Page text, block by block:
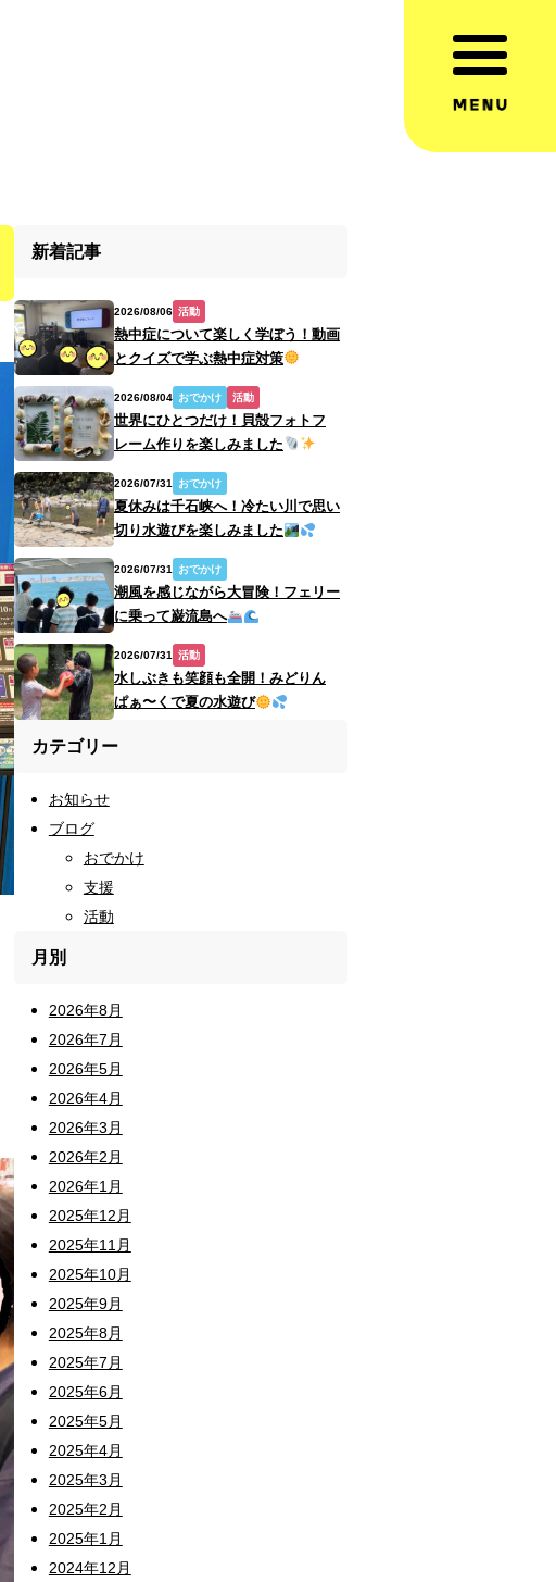
新着記事
2026/08/06 活動
熱中症について楽しく学ぼう！動画
とクイズで学ぶ熱中症対策
2026/08/04 おでかけ 活動
世界にひとつだけ！貝殻フォトフ
レーム作りを楽しみました
2026/07/31 おでかけ
夏休みは千石峡へ！冷たい川で思い
切り水遊びを楽しみました
2026/07/31 おでかけ
潮風を感じながら大冒険！フェリー
に乗って巌流島へ
2026/07/31 活動
水しぶきも笑顔も全開！みどりん
ぱぁ〜くで夏の水遊び
カテゴリー
お知らせ
ブログ
おでかけ
支援
活動
月別
2026年8月
2026年7月
2026年5月
2026年4月
2026年3月
2026年2月
2026年1月
2025年12月
2025年11月
2025年10月
2025年9月
2025年8月
2025年7月
2025年6月
2025年5月
2025年4月
2025年3月
2025年2月
2025年1月
2024年12月